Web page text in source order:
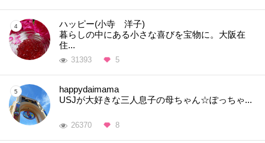
ハッピー(小寺 洋子)
暮らしの中にある小さな喜びを宝物に。大阪在
住...
31393 5
happydaimama
USJが大好きな三人息子の母ちゃん☆ぽっちゃ...
26370 8